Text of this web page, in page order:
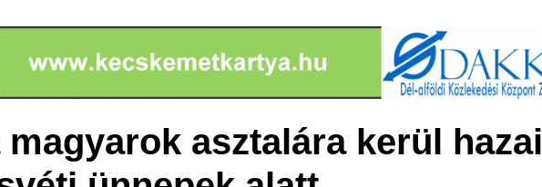
magyarok asztalára kerül hazai